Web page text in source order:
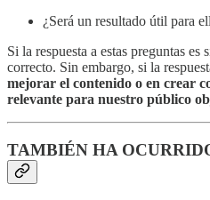
¿Será un resultado útil para
Si la respuesta a estas preguntas es
correcto. Sin embargo, si la
mejorar el contenido o en crear
relevante para nuestro público
TAMBIÉN HA